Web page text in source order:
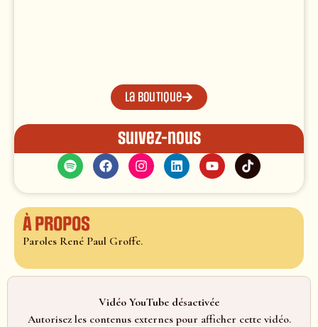
La boutique
Suivez-nous
À propos
Paroles René Paul Groffe.
Vidéo YouTube désactivée
Autorisez les contenus externes pour afficher cette vidéo.